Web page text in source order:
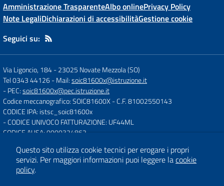
Amministrazione TrasparenteAlbo onlinePrivacy Policy
Note LegaliDichiarazioni di accessibilitàGestione cookie
Seguici su:
Via Ligoncio, 184-23025 Novate Mezzola (SO)
Tel 0343 44126- Mail:soic81600x@istruzione.it
- PEC:soic81600x@pec.istruzione.it
Codice meccanografico: SOIC81600X- C.F. 81002550143
CODICE IPA: istsc_soic81600x
- CODICE UNIVOCO FATTURAZIONE: UF44ML
CODICE AUSA: 0000324862
Concept & Design by
Designers Italia
Questo sito utilizza cookie tecnici per erogare i propri
servizi. Per maggiori informazioni puoi leggere lacookie
policy.